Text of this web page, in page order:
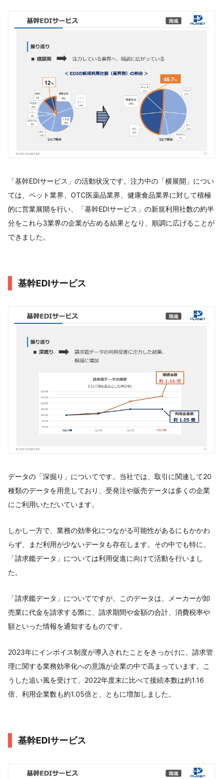
「基幹EDIサービス」の活動状況です。注力中の「横展開」につい
ては、ペット業界、OTC医薬品業界、健康食品業界に対して積極
的に営業展開を行い、「基幹EDIサービス」の新規利用社数の約半
分をこれら3業界の企業が占める結果となり、順調に広げることが
できました。
基幹EDIサービス
データの「深掘り」についてです。当社では、取引に関連して20
種類のデータを用意しており、受発注や販売データは多くの企業
にご利用いただいています。
しかし一方で、業務の効率化につながる可能性があるにもかかわ
らず、まだ利用が少ないデータも存在します。その中でも特に、
「請求鑑データ」については利用促進に向けて活動を行いまし
た。
「請求鑑データ」についてですが、このデータは、メーカーが卸
売業に代金を請求する際に、請求期間や金額の合計、消費税率や
額といった情報を通知するものです。
2023年にインボイス制度が導入されたことをきっかけに、請求管
理に関する業務効率化への意識が企業の中で高まっています。こ
うした追い風を受けて、2022年度末に比べて接続本数は約1.16
倍、利用企業数も約1.05倍と、ともに増加しました。
基幹EDIサービス